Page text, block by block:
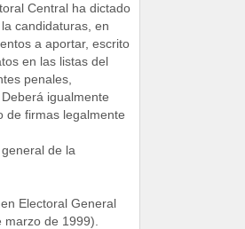
Central ha dictado
candidaturas, en
a aportar, escrito
en las listas del
penales,
igualmente
de firmas legalmente
de la
Electoral General
de 1999).